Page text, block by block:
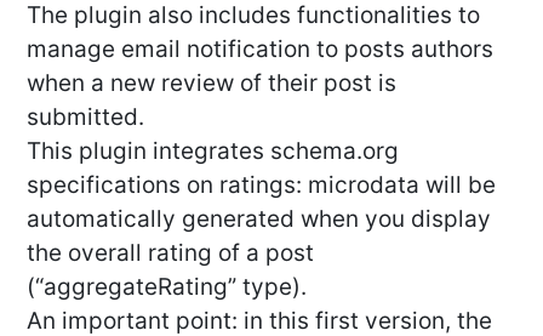
The plugin also includes functionalities to
manage email notification to posts authors
when a new review of their post is
submitted.
This plugin integrates schema.org
specifications on ratings: microdata will be
automatically generated when you display
the overall rating of a post
(“aggregateRating” type).
An important point: in this first version, the